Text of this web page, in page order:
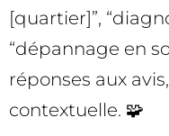
[quartier]”,
“dépannage en
réponses aux
contextuelle. 🧩